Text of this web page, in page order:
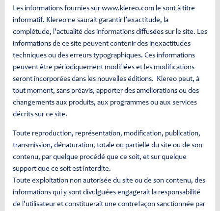
Les informations fournies sur www.klereo.com le sont à titre
informatif. Klereo ne saurait garantir l’exactitude, la
complétude, l’actualité des informations diffusées sur le site. Les
informations de ce site peuvent contenir des inexactitudes
techniques ou des erreurs typographiques. Ces informations
peuvent être périodiquement modifiées et les modifications
seront incorporées dans les nouvelles éditions. Klereo peut, à
tout moment, sans préavis, apporter des améliorations ou des
changements aux produits, aux programmes ou aux services
décrits sur ce site.
Toute reproduction, représentation, modification, publication,
transmission, dénaturation, totale ou partielle du site ou de son
contenu, par quelque procédé que ce soit, et sur quelque
support que ce soit est interdite.
Toute exploitation non autorisée du site ou de son contenu, des
informations qui y sont divulguées engagerait la responsabilité
de l’utilisateur et constituerait une contrefaçon sanctionnée par